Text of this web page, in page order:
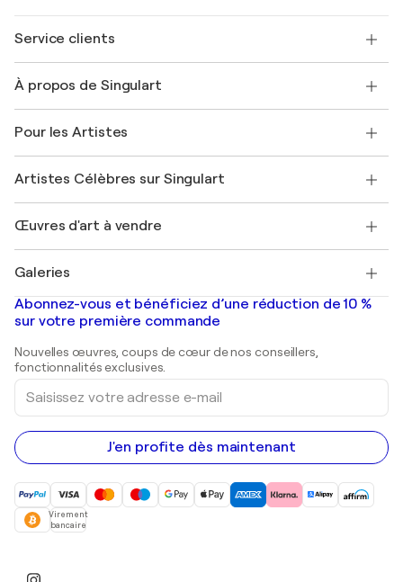
Service clients
Expédition
Offrir une carte cadeau
Rejoignez notre programme commercial
Mon compte
+33 1 76 44 06 42
À propos de Singulart
FAQ
Magazine Singulart
Emplois
Découvrez une sélection d'art original
Pour les Artistes
Se connecter en tant qu'Artiste
Artistes Célèbres sur Singulart
Marc Chagall
Banksy
Mr. Brainwash
Shepard Fairey
Œuvres d'art à vendre
Tableaux abstraits à vendre
Peintures de paysage
Estampes
Peintures acryliques
Galeries
Galeries d'art en France
Galeries d'art en Belgique
Abonnez-vous et bénéficiez d’une réduction de 10 %
sur votre première commande
Nouvelles œuvres, coups de cœur de nos conseillers,
fonctionnalités exclusives.
Saisissez
votre
adresse
e-
mail
J'en profite dès maintenant
Virement
bancaire